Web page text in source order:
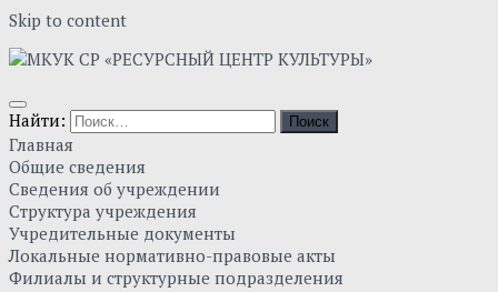
Skip to content
Найти:
Главная
Общие сведения
Сведения об учреждении
Структура учреждения
Учредительные документы
Локальные нормативно-правовые акты
Филиалы и структурные подразделения